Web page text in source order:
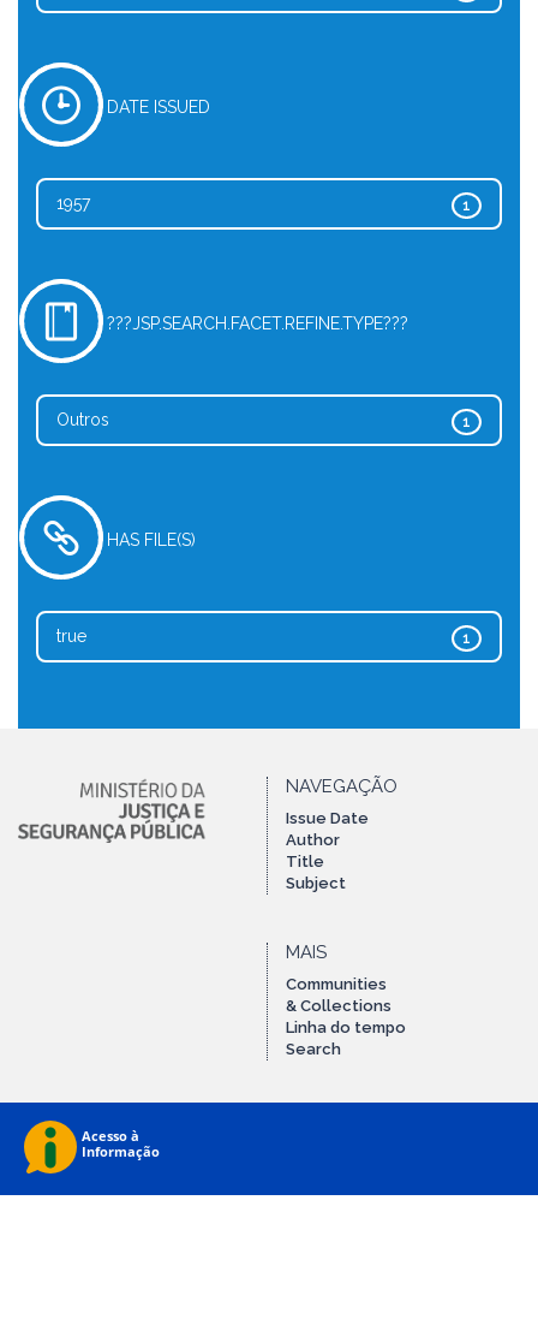
DATE ISSUED
1
1957
???JSP.SEARCH.FACET.REFINE.TYPE???
1
Outros
HAS FILE(S)
1
true
NAVEGAÇÃO
Issue Date
Author
Title
Subject
MAIS
Communities
& Collections
Linha do tempo
Search